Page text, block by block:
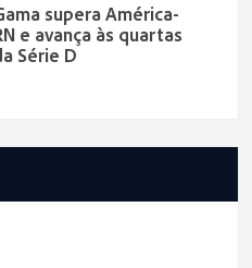
supera América-
e avança às quartas
Série D